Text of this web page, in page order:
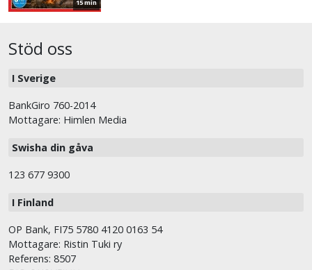
15 min
Stöd oss
I Sverige
BankGiro 760-2014
Mottagare: Himlen Media
Swisha din gåva
123 677 9300
I Finland
OP Bank, FI75 5780 4120 0163 54
Mottagare: Ristin Tuki ry
Referens: 8507